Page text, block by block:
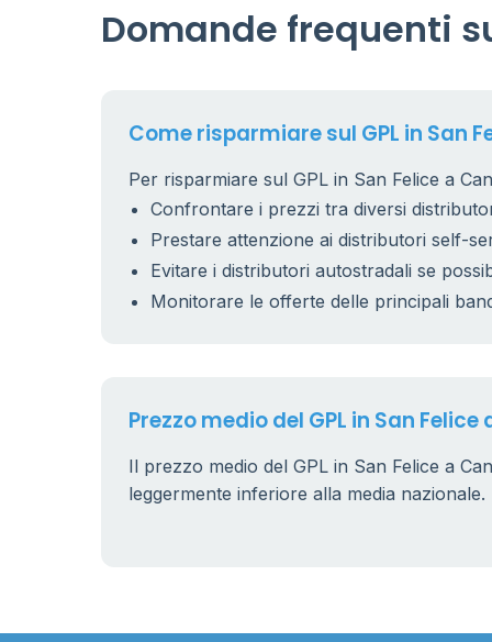
5
9
Domande frequenti
Come risparmiare sul GPL in San
Per risparmiare sul GPL in San Felice a
Confrontare i prezzi tra diversi
Prestare attenzione ai distributori self-
Evitare i distributori autostradali se
Monitorare le offerte delle principali
Prezzo medio del GPL in San
Il prezzo medio del GPL in San Felice a
leggermente inferiore alla media nazionale.